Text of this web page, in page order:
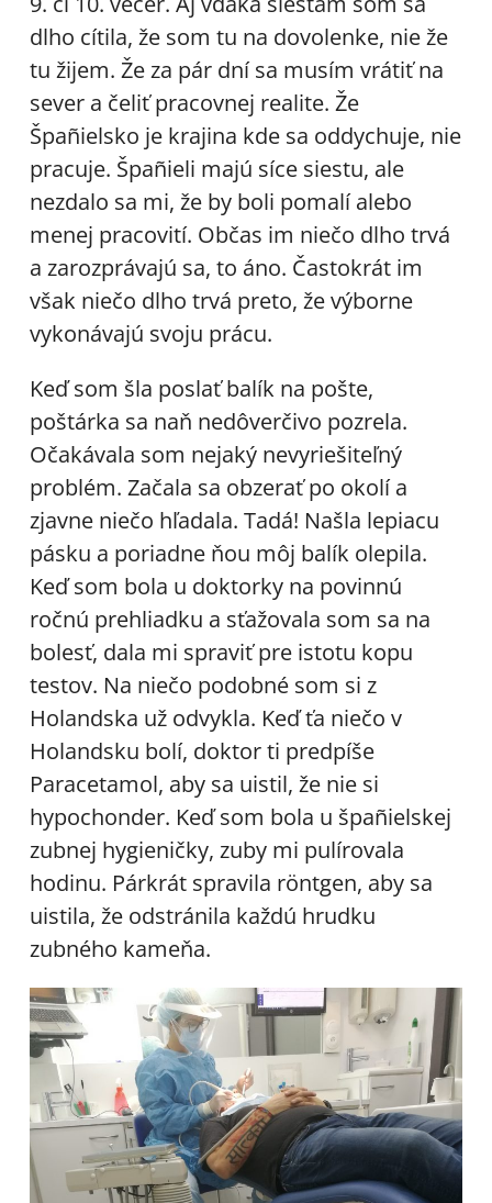
dlho cítila, že som tu na dovolenke, nie že
tu žijem. Že za pár dní sa musím vrátiť na
sever a čeliť pracovnej realite. Že
Špañielsko je krajina kde sa oddychuje, nie
pracuje. Špañieli majú síce siestu, ale
nezdalo sa mi, že by boli pomalí alebo
menej pracovití. Občas im niečo dlho trvá
a zarozprávajú sa, to áno. Častokrát im
však niečo dlho trvá preto, že výborne
vykonávajú svoju prácu.
Keď som šla poslať balík na pošte,
poštárka sa naň nedôverčivo pozrela.
Očakávala som nejaký nevyriešiteľný
problém. Začala sa obzerať po okolí a
zjavne niečo hľadala. Tadá! Našla lepiacu
pásku a poriadne ňou môj balík olepila.
Keď som bola u doktorky na povinnú
ročnú prehliadku a sťažovala som sa na
bolesť, dala mi spraviť pre istotu kopu
testov. Na niečo podobné som si z
Holandska už odvykla. Keď ťa niečo v
Holandsku bolí, doktor ti predpíše
Paracetamol, aby sa uistil, že nie si
hypochonder. Keď som bola u špañielskej
zubnej hygieničky, zuby mi pulírovala
hodinu. Párkrát spravila röntgen, aby sa
uistila, že odstránila každú hrudku
zubného kameňa.